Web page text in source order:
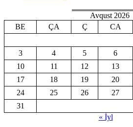
Avqust 2026
BE
ÇA Ç CA
3
4 5 6
10
11 12 13
17
18 19 20
24
25 26 27
31
« İyl